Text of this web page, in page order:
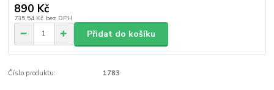
890 Kč
735,54 Kč bez DPH
Přidat do košíku
Číslo produktu: 1783